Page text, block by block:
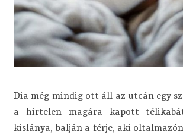
Dia még mindig ott áll az utcán egy
a hirtelen magára kapott
kislánya, balján a férje, aki